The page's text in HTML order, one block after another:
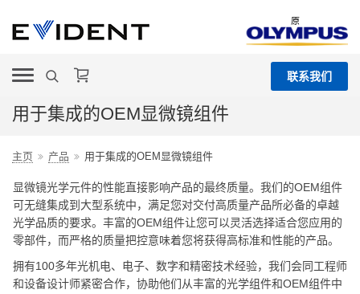
原
联系我们
用于集成的OEM显微镜组件
主页 产品 用于集成的OEM显微镜组件
显微镜光学元件的性能直接影响产品的最终质量。我们的OEM组件
可无缝集成到大型系统中，满足您对交付高质量产品所必备的卓越
光学品质的要求。丰富的OEM组件让您可以灵活选择适合您应用的
零部件，而严格的质量把控意味着您将获得高标准和性能的产品。
拥有100多年光机电、电子、数字和精密技术经验，我们会同工程师
和设备设计师紧密合作，协助他们从丰富的光学组件和OEM组件中